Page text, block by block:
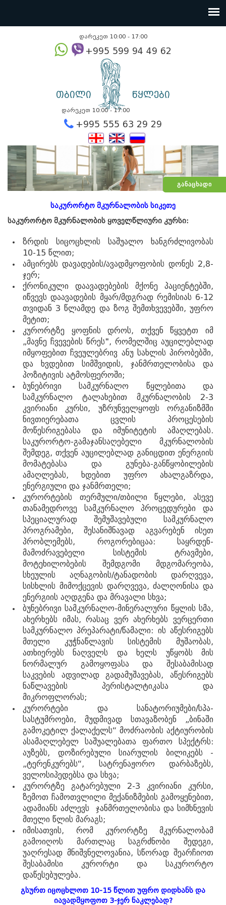
ᲒᲐᲜᲐᲪᲮᲐᲓᲘ
დარეკეთ 10:00 - 17:00
თბილი წყლები
დარეკეთ 10:00 - 17:00
+995 555 63 29
საკურორტო მკურნალობის სიკეთე
საკურორტო მკურნალობის ყოველწლიური კურსი:
ზრდის სიცოცხლის საშუალო ხანგრძლივობას
10-15 წლით;
ამცირებს დავადების/ავადმყოფობის დონეს 2,8-
ჯერ;
ქრონიკული დაავადებების მქონე პაციენტებში,
იწვევს დაავადების მყარ/მდგრად რემისიას 6-12
თვიდან 3 წლამდე და ზოგ შემთხვევებში, უფრო
მეტით;
კურორტზე ყოფნის დროს, თქვენ წყვეტთ იმ
„მავნე ჩვევების წრეს", რომელშიც აუცილებლად
იმყოფებით ჩვეულებრივ ანუ სახლის პირობებში,
და ხვდებით სიმშვიდის, ჯანმრთელობისა და
პოზიტივის ატმოსფეროში;
ბუნებრივი სამკურნალო წყლებითა და
სამკურნალო ტალახებით მკურნალობის 2-3
კვირიანი კურსი, უზრუნველყოფს ორგანიზმში
ნივთიერებათა ცვლის პროცესების
მოწესრიგებასა და იმუნიტეტის ამაღლებას.
საკურორტო-გამაჯანსაღებელი მკურნალობის
შემდეგ, თქვენ აუცილებლად განიცდით ენერგიის
მომატებასა და გუნება-განწყობილების
ამაღლებას, ხდებით უფრო ახალგაზრდა,
ენერგიული და ჯანმრთელი;
კურორტების თერმული/თბილი წყლები, ასევე
თანამედროვე სამკურნალო პროცედურები და
სპეციალურად შემუშავებული სამკურნალო
პროგრამები, შესანიშნავად აგვარებენ ისეთ
პრობლემებს, როგორებიცაა: საყრდენ-
მამოძრავებელი სისტემის ტრავმები,
მოტეხილობების შემდგომი მდგომარეობა,
სხეულის აღნაგობის/ტანადობის დარღვევა,
სისხლის მიმოქცევის დარღვევა, ძალღონისა და
ენერგიის აღდგენა და მრავალი სხვა;
ბუნებრივი სამკურნალო-მინერალური წყლის სმა,
ახერხებს იმას, რასაც ვერ ახერხებს ვერცერთი
სამკურნალო პრეპარატი/წამალი: ის აწესრიგებს
მთელი კუჭნაწლავის სისტემის მუშაობას,
ათხიერებს ნაღველს და ხელს უწყობს მის
ნორმალურ გამოყოფასა და შესაბამისად
საკვების ადვილად გადამუშავებას, აწესრიგებს
ნაწლავების პერისტალტიკასა და
მიკროფლორას;
კურორტები და სანატორიუმები/სპა-
სასტუმროები, მუდმივად სთავაზობენ „ბინაში
გამოკეტილ ქალაქელს“ მოძრაობის აქტიურობის
ასამაღლებელ საშუალებათა ფართო სპექტრს:
აუზებს, დოზირებული სიარულის ბილიკებს -
„ტერენკურებს“, სატრენაჟორო დარბაზებს,
ველოსიპედებსა და სხვა;
კურორტზე გატარებული 2-3 კვირიანი კურსი,
ზემოთ ჩამოთვლილი მექანიზმების გამოყენებით,
ადამიანს აძლევს ჯანმრთელობისა და სიმხნევის
მთელი წლის მარაგს;
იმისათვის, რომ კურორტზე მკურნალობამ
გამოიღოს მართლაც საგრძნობი შედეგი,
უაღრესად მნიშვნელოვანია, სწორად შეარჩიოთ
შესაბამისი კურორტი და საკურორტო
დაწესებულება.
გსურთ იცოცხლოთ 10-15 წლით უფრო დიდხანს და
იავადმყოფოთ 3-ჯერ ნაკლებად?
წყალტუბო.
kurortresort@gmail.com
+995 555 63 29 29; 10:00-დან
17:00 საათამდე
www.tskaltuboresort.ge
© 2010 - 2026 CTC - Caucasus Travel Centre LTD
- ყველა უფლება დაცულია